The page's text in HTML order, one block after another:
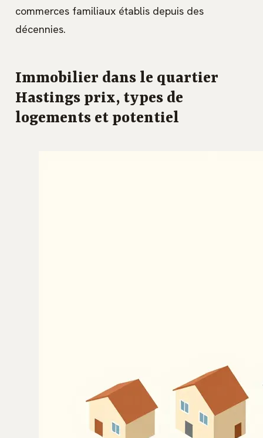
commerces familiaux établis depuis des
décennies.
Immobilier dans le quartier
Hastings prix, types de
logements et potentiel